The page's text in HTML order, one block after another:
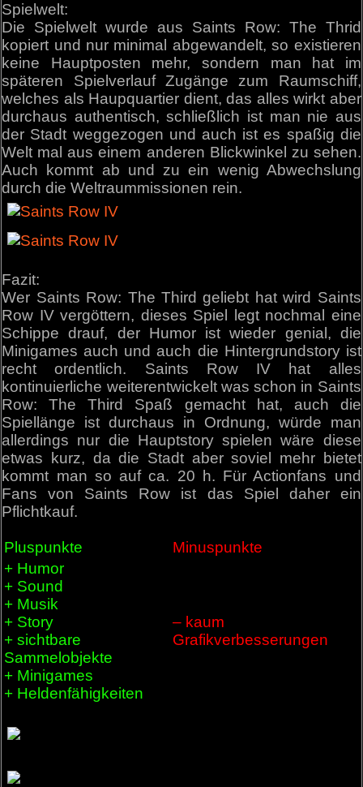
Spielwelt:
Die Spielwelt wurde aus Saints Row: The Thrid
kopiert und nur minimal abgewandelt, so existieren
keine Hauptposten mehr, sondern man hat im
späteren Spielverlauf Zugänge zum Raumschiff,
welches als Haupquartier dient, das alles wirkt aber
durchaus authentisch, schließlich ist man nie aus
der Stadt weggezogen und auch ist es spaßig die
Welt mal aus einem anderen Blickwinkel zu sehen.
Auch kommt ab und zu ein wenig Abwechslung
durch die Weltraummissionen rein.
Fazit:
Wer Saints Row: The Third geliebt hat wird Saints
Row IV vergöttern, dieses Spiel legt nochmal eine
Schippe drauf, der Humor ist wieder genial, die
Minigames auch und auch die Hintergrundstory ist
recht ordentlich. Saints Row IV hat alles
kontinuierliche weiterentwickelt was schon in Saints
Row: The Third Spaß gemacht hat, auch die
Spiellänge ist durchaus in Ordnung, würde man
allerdings nur die Hauptstory spielen wäre diese
etwas kurz, da die Stadt aber soviel mehr bietet
kommt man so auf ca. 20 h. Für Actionfans und
Fans von Saints Row ist das Spiel daher ein
Pflichtkauf.
Pluspunkte
Minuspunkte
+ Humor
+ Sound
+ Musik
+ Story
+ sichtbare
Sammelobjekte
+ Minigames
+ Heldenfähigkeiten
– kaum
Grafikverbesserungen